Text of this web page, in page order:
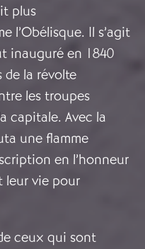
plus
l’Obélisque. Il s’agit
inauguré en 1840
de la révolte
les troupes
capitale. Avec la
une flamme
en l’honneur
leur vie pour
ceux qui sont